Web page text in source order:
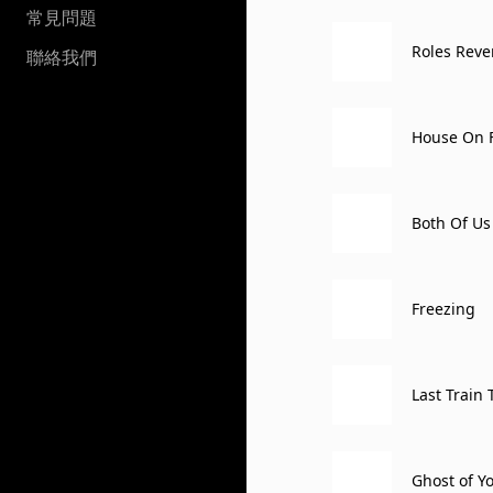
常見問題
聯絡我們
Roles
House On
Both Of Us
Freezing
Last Train
Ghost of